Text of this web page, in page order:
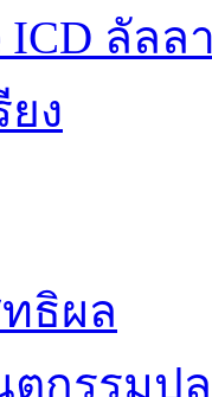
ICD ลัลล
ยง
ธิผล
กรรมป